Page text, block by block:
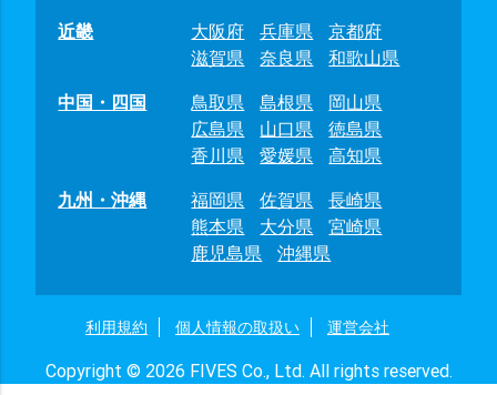
近畿
大阪府 兵庫県
京都府
滋賀県
奈良県
和歌山県
中国・四国
鳥取県 島根県
岡山県
広島県
山口県
徳島県
香川県
愛媛県
高知県
九州・沖縄
福岡県 佐賀県
長崎県
熊本県
大分県
宮崎県
鹿児島県
沖縄県
利用規約 個人情報の取扱い 運営会社
Copyright © 2026 FIVES Co., Ltd. All rights reserved.